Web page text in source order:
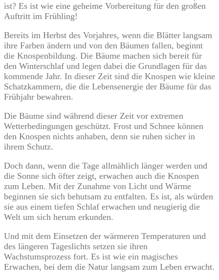
ist? Es ist wie eine geheime Vorbereitung für den großen
Auftritt im Frühling!
Bereits im Herbst des Vorjahres, wenn die Blätter langsam
ihre Farben ändern und von den Bäumen fallen, beginnt
die Knospenbildung. Die Bäume machen sich bereit für
den Winterschlaf und legen dabei die Grundlagen für das
kommende Jahr. In dieser Zeit sind die Knospen wie kleine
Schatzkammern, die die Lebensenergie der Bäume für das
Frühjahr bewahren.
Die Bäume sind während dieser Zeit vor extremen
Wetterbedingungen geschützt. Frost und Schnee können
den Knospen nichts anhaben, denn sie ruhen sicher in
ihrem Schutz.
Doch dann, wenn die Tage allmählich länger werden und
die Sonne sich öfter zeigt, erwachen auch die Knospen
zum Leben. Mit der Zunahme von Licht und Wärme
beginnen sie sich behutsam zu entfalten. Es ist, als würden
sie aus einem tiefen Schlaf erwachen und neugierig die
Welt um sich herum erkunden.
Und mit dem Einsetzen der wärmeren Temperaturen und
des längeren Tageslichts setzen sie ihren
Wachstumsprozess fort. Es ist wie ein magisches
Erwachen, bei dem die Natur langsam zum Leben erwacht.